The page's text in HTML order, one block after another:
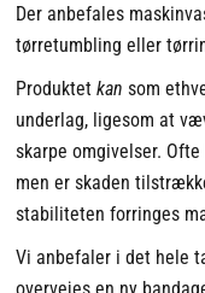
Der anbefales
tørretumbling eller
Produktet kan som
underlag, ligesom at
skarpe omgivelser.
men er skaden
stabiliteten forringes
Vi anbefaler i det hele